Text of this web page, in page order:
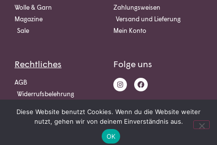
Wolle & Garn
Magazine
Sale
Zahlungsweisen
Versand und Lieferung
Mein Konto
Rechtliches
AGB
Widerrufsbelehrung
Folge uns
Diese Website benutzt Cookies. Wenn du die Website weiter
nutzt, gehen wir von deinem Einverständnis aus.
OK